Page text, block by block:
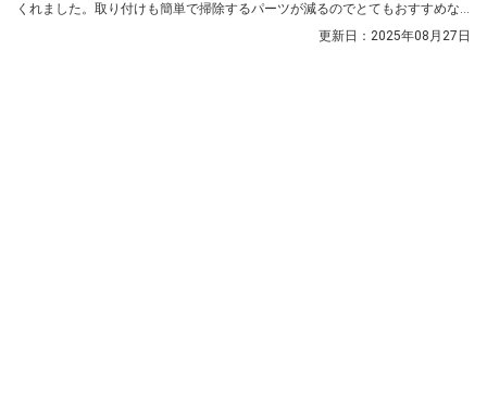
くれました。取り付けも簡単で掃除するパーツが減るのでとてもおすすめな
んだそう！ 気になる方はぜひ参考にしてみてくださいね。
更新日： 2025年08月27日